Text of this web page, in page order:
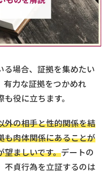
不貞・不倫慰謝料請求
内縁の夫婦
養育費
慰謝料
DV
離婚の相談先
る場合、証拠を集めたい
有力な証拠をつかめれ
役に立ちます。
外の相手と性的関係を結
も肉体関係にあることが
望ましいです。デートの
不貞行為を立証するのは